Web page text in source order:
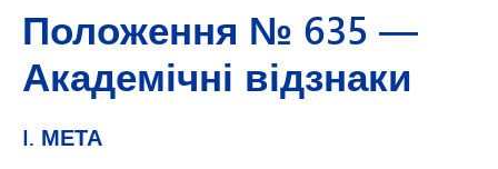
Положення № 635 —
Академічні відзнаки
I. МЕТА